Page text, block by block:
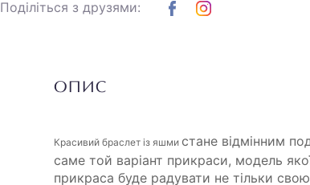
Поділіться з друзями:
ОПИС
Красивий браслет із яшми стане відмінним
саме той варіант прикраси, модель
прикраса буде радувати не тільки